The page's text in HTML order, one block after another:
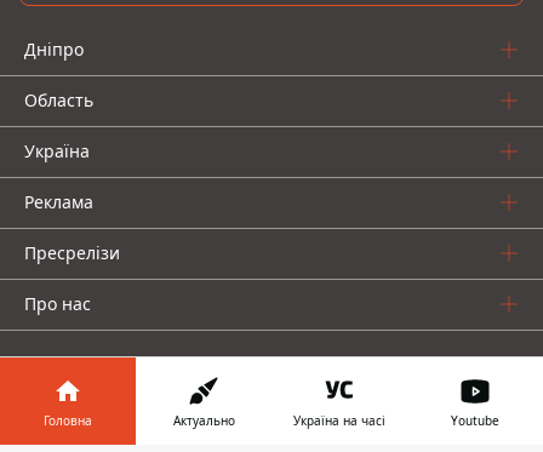
Дніпро
Область
Україна
Реклама
Пресрелізи
Про нас
Головна Актуально Україна на часі Youtube